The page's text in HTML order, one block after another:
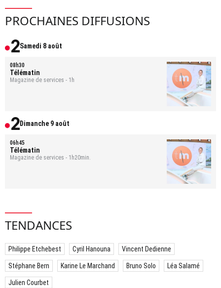
PROCHAINES DIFFUSIONS
Samedi 8 août
08h30
Télématin
Magazine de services - 1h
Dimanche 9 août
06h45
Télématin
Magazine de services - 1h20min.
TENDANCES
Philippe Etchebest Cyril Hanouna Vincent Dedienne
Stéphane Bern Karine Le Marchand Bruno Solo Léa Salamé
Julien Courbet